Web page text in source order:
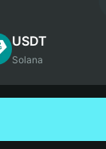
USDT
Solana